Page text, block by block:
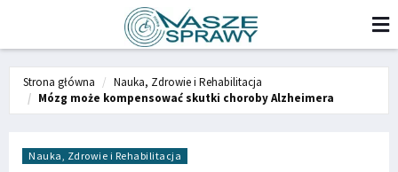
Strona główna
Nauka, Zdrowie i Rehabilitacja
Mózg może kompensować skutki choroby Alzheimera
Nauka, Zdrowie i Rehabilitacja